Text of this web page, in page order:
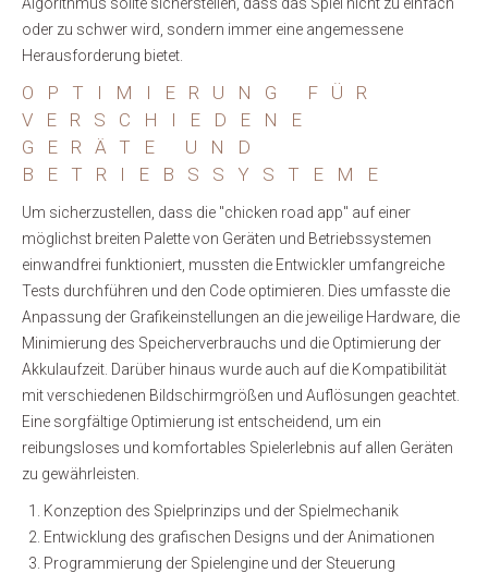
oder zu schwer wird, sondern immer eine angemessene
Herausforderung bietet.
OPTIMIERUNG FÜR
VERSCHIEDENE
GERÄTE UND
BETRIEBSSYSTEME
Um sicherzustellen, dass die "chicken road app" auf einer
möglichst breiten Palette von Geräten und Betriebssystemen
einwandfrei funktioniert, mussten die Entwickler umfangreiche
Tests durchführen und den Code optimieren. Dies umfasste die
Anpassung der Grafikeinstellungen an die jeweilige Hardware, die
Minimierung des Speicherverbrauchs und die Optimierung der
Akkulaufzeit. Darüber hinaus wurde auch auf die Kompatibilität
mit verschiedenen Bildschirmgrößen und Auflösungen geachtet.
Eine sorgfältige Optimierung ist entscheidend, um ein
reibungsloses und komfortables Spielerlebnis auf allen Geräten
zu gewährleisten.
Konzeption des Spielprinzips und der Spielmechanik
Entwicklung des grafischen Designs und der Animationen
Programmierung der Spielengine und der Steuerung